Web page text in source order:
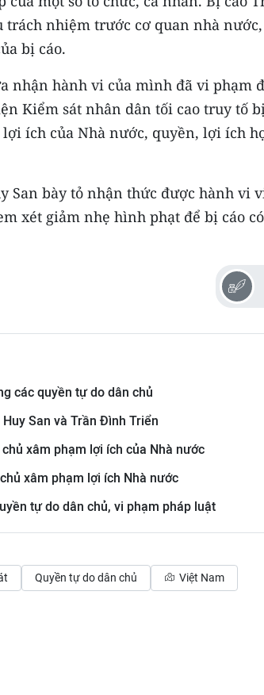
nhiệm trước cơ quan nhà
bị cáo.
nhận hành vi của mình đã vi phạm
Kiểm sát nhân dân tối cao truy tố
ích của Nhà nước, quyền, lợi ích
San bày tỏ nhận thức được hành vi
xét giảm nhẹ hình phạt để bị cáo
các quyền tự do dân chủ
San và Trần Đình Triển
xâm phạm lợi ích của Nhà nước
xâm phạm lợi ích Nhà nước
tự do dân chủ, vi phạm pháp luật
Quyền tự do dân chủ Việt Nam